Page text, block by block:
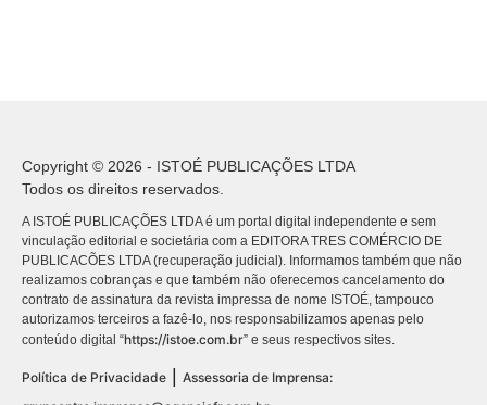
Copyright © 2026 - ISTOÉ PUBLICAÇÕES LTDA
Todos os direitos reservados.
A ISTOÉ PUBLICAÇÕES LTDA é um portal digital independente e sem
vinculação editorial e societária com a EDITORA TRES COMÉRCIO DE
PUBLICACÕES LTDA (recuperação judicial). Informamos também que não
realizamos cobranças e que também não oferecemos cancelamento do
contrato de assinatura da revista impressa de nome ISTOÉ, tampouco
autorizamos terceiros a fazê-lo, nos responsabilizamos apenas pelo
conteúdo digital “https://istoe.com.br” e seus respectivos sites.
Política de Privacidade
Assessoria de Imprensa: